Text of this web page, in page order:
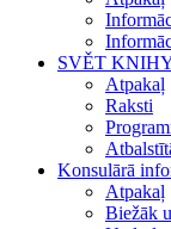
SVĚT
Atpakaļ
Raksti
Konsulārā
Atpakaļ
Biežāk